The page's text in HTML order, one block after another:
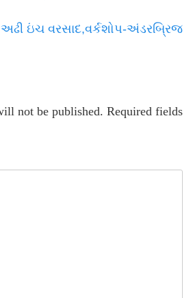
ઇંચ વરસાદ,વર્કશોપ-અંડરબ્રિજ
not be published. Required fields